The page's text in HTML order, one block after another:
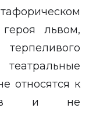
львом,
относятся к
и не